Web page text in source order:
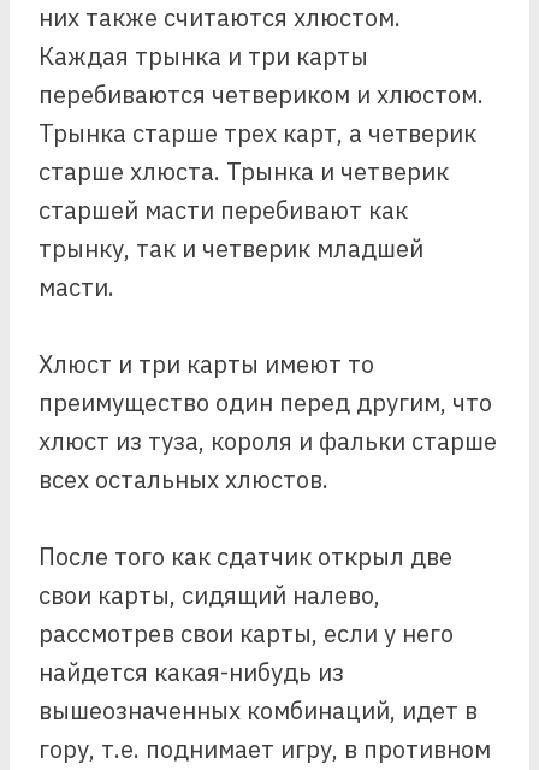
них также считаются хлюстом.
Каждая трынка и три карты
перебиваются четвериком и хлюстом.
Трынка старше трех карт, а четверик
старше хлюста. Трынка и четверик
старшей масти перебивают как
трынку, так и четверик младшей
масти.
Хлюст и три карты имеют то
преимущество один перед другим, что
хлюст из туза, короля и фальки старше
всех остальных хлюстов.
После того как сдатчик открыл две
свои карты, сидящий налево,
рассмотрев свои карты, если у него
найдется какая-нибудь из
вышеозначенных комбинаций, идет в
гору, т.е. поднимает игру, в противном